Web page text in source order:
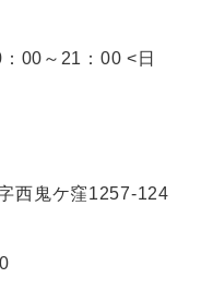
00～21：00 <日
西鬼ケ窪1257-124